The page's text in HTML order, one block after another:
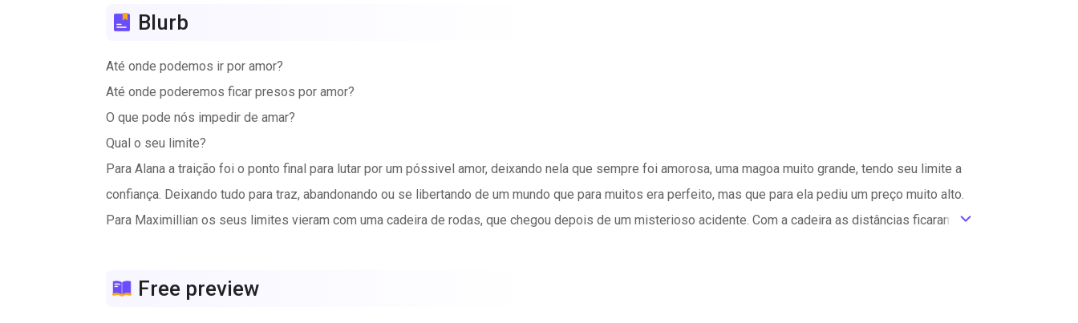
Blurb
Até onde podemos ir por amor?
Até onde poderemos ficar presos por amor?
O que pode nós impedir de amar?
Qual o seu limite?
Para Alana a traição foi o ponto final para lutar por um póssivel amor, deixando nela que sempre foi amorosa, uma magoa muito grande, tendo seu limite a
confiança. Deixando tudo para traz, abandonando ou se libertando de um mundo que para muitos era perfeito, mas que para ela pediu um preço muito alto.
Para Maximillian os seus limites vieram com uma cadeira de rodas, que chegou depois de um misterioso acidente. Com a cadeira as distâncias ficaram
Alana quer um recomeço, mas tem medo, senti que como mulher e limitada, inferior.
ic_default
Free preview